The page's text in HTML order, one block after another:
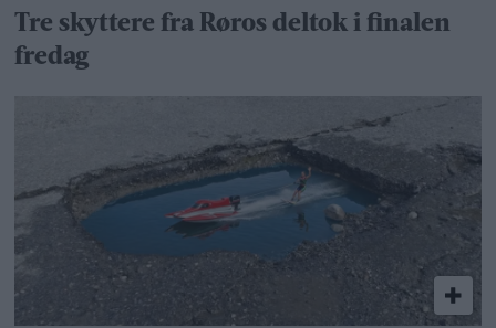
Tre skyttere fra Røros deltok i finalen
fredag